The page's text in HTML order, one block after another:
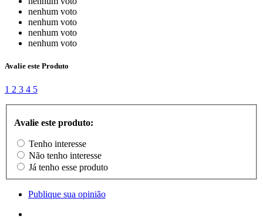
nenhum voto
nenhum voto
nenhum voto
nenhum voto
Avalie este Produto
1 2 3 4 5
Avalie este produto:
Tenho interesse
Não tenho interesse
Já tenho esse produto
Publique sua opinião